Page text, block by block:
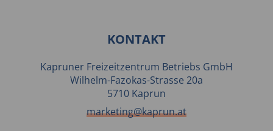
KONTAKT
Kapruner Freizeitzentrum Betriebs GmbH
Wilhelm-Fazokas-Strasse 20a
5710 Kaprun
marketing@kaprun.at